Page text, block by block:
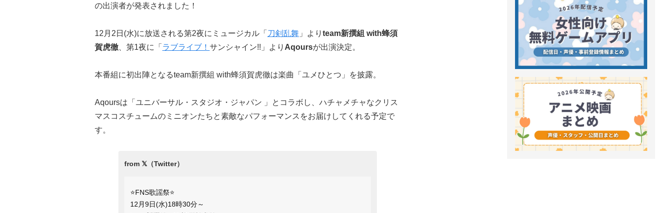
の出演者が発表されました！
12月2日(水)に放送される第2夜にミュージカル「 刀剣乱舞 」より team新撰組 with蜂須
賀虎徹 、第1夜に「 ラブライブ！ サンシャイン!!」より Aqoursが出演決定。
本番組に初出陣となるteam新撰組 with蜂須賀虎徹は楽曲「ユメひとつ」を披露。
Aqoursは「ユニバーサル・スタジオ・ジャパン 」とコラボし、ハチャメチャなクリス
マスコスチュームのミニオンたちと素敵なパフォーマンスをお届けしてくれる予定で
す。
⭐️FNS歌謡祭⭐️
12月9日(水)18時30分～